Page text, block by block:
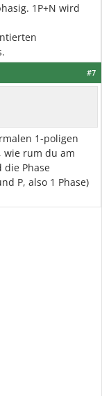
1P+N wird
#7
1-poligen
wie rum du am
die Phase
P, also 1 Phase)